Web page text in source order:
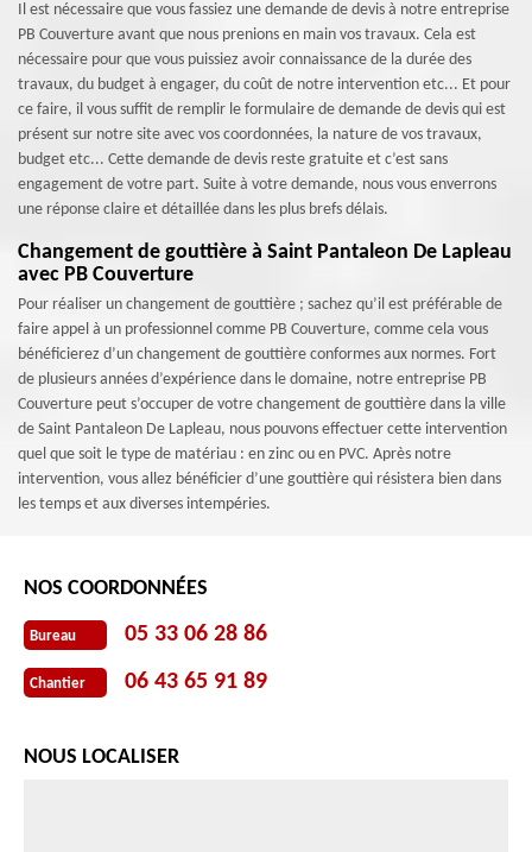
Il est nécessaire que vous fassiez une demande de devis à notre entreprise
PB Couverture avant que nous prenions en main vos travaux. Cela est
nécessaire pour que vous puissiez avoir connaissance de la durée des
travaux, du budget à engager, du coût de notre intervention etc... Et pour
ce faire, il vous suffit de remplir le formulaire de demande de devis qui est
présent sur notre site avec vos coordonnées, la nature de vos travaux,
budget etc... Cette demande de devis reste gratuite et c’est sans
engagement de votre part. Suite à votre demande, nous vous enverrons
une réponse claire et détaillée dans les plus brefs délais.
Changement de gouttière à Saint Pantaleon De Lapleau
avec PB Couverture
Pour réaliser un changement de gouttière ; sachez qu’il est préférable de
faire appel à un professionnel comme PB Couverture, comme cela vous
bénéficierez d’un changement de gouttière conformes aux normes. Fort
de plusieurs années d’expérience dans le domaine, notre entreprise PB
Couverture peut s’occuper de votre changement de gouttière dans la ville
de Saint Pantaleon De Lapleau, nous pouvons effectuer cette intervention
quel que soit le type de matériau : en zinc ou en PVC. Après notre
intervention, vous allez bénéficier d’une gouttière qui résistera bien dans
les temps et aux diverses intempéries.
NOS COORDONNÉES
Bureau 05 33 06 28 86
Chantier 06 43 65 91 89
NOUS LOCALISER